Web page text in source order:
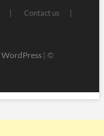
Contact us
WordPress| ©